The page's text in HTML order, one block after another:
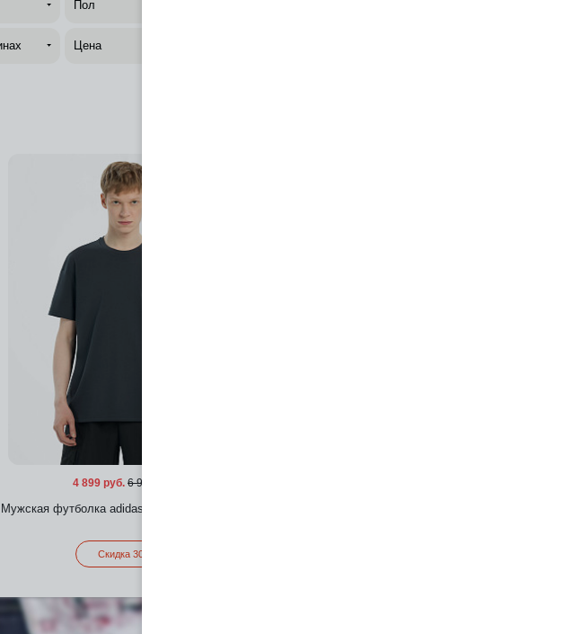
Пол
Цена
4 899 руб. 6 999 руб.
Мужская футболка adidas Xploric Graphic Tee
Скидка 30%
Добавить в избранное